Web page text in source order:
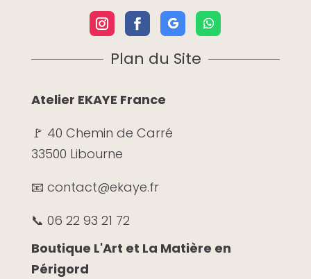
Plan du Site
Atelier EKAYE France
🚩 40 Chemin de Carré
33500 Libourne
📧 contact@ekaye.fr
📞 06 22 93 21 72
Boutique L'Art et La Matière en
Périgord